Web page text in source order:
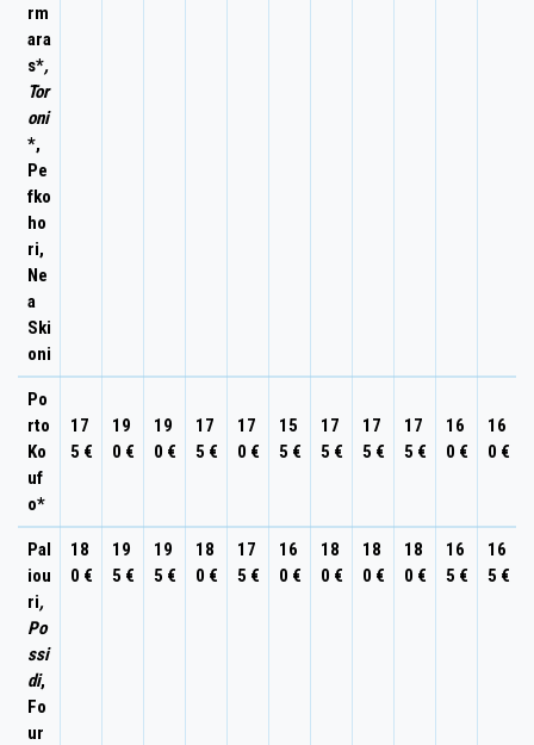
rm
ara
s*,
Tor
oni
*,
Pe
fko
ho
ri,
Ne
a
Ski
oni
Po
rto
Ko
uf
o*
17
5 €
19
0 €
19
0 €
17
5 €
17
0 €
15
5 €
17
5 €
17
5 €
17
5 €
16
0 €
16
0 €
Pal
iou
ri,
Po
ssi
di,
Fo
ur
18
0 €
19
5 €
19
5 €
18
0 €
17
5 €
16
0 €
18
0 €
18
0 €
18
0 €
16
5 €
16
5 €